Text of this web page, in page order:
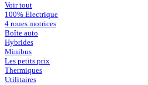
Voir tout
100% Electrique
4 roues motrices
Boîte auto
Hybrides
Minibus
Les petits prix
Thermiques
Utilitaires